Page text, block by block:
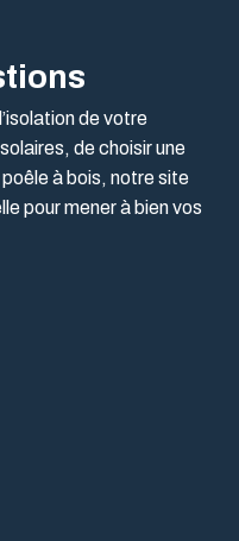
de votre
de choisir une
poêle à bois, notre site
pour mener à bien vos